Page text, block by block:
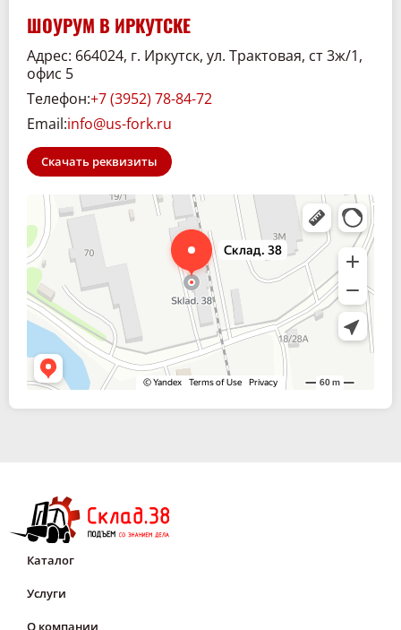
ШОУРУМ В ИРКУТСКЕ
Адрес: 664024, г. Иркутск, ул. Трактовая, ст 3ж/1,
офис 5
Телефон:+7 (3952) 78-84-72
Email:info@us-fork.ru
Скачать реквизиты
Склад. 38
Спецтехника и спецавтомобили в Иркутске
Каталог
Услуги
О компании